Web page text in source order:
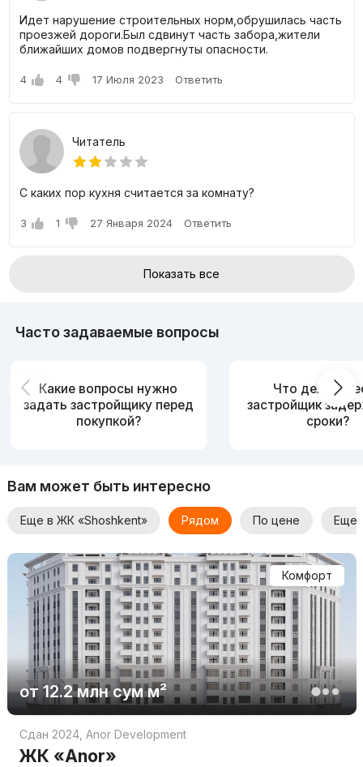
Цены на квартиры в комплексе Shoshkent
Ж.К. Shoshkent предоставляет 1, 2, и 4-комнатные
квартиры, которые можно приобрести в рассрочку на 15
месяцев.
квадратных метров.
3-комнатные квартиры имеют площадь от 92 до 113 кв.
м.
свободных предложениях просьба обращаться к
Идет нарушение строительных норм,обрушилась часть
проезжей дороги.Был сдвинут часть забора,жители
ближайших домов подвергнуты опасности.
4 4 17 Июля 2023 Ответить
Читатель
С каких пор кухня считается за комнату?
3 1 27 Января 2024 Ответить
Показать все
Часто задаваемые вопросы
Какие вопросы нужно
задать застройщику перед
покупкой?
Что делать,
застройщик
сроки?
Вам может быть интересно
Еще в ЖК «Shoshkent» Рядом По цене Еще
Комфорт
от12.2 млн сумм²
Сдан 2024, Anor Development
ЖК «Anor»